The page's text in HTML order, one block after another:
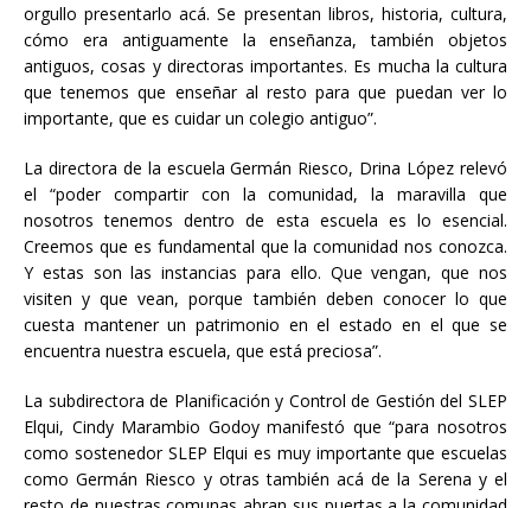
orgullo presentarlo acá. Se presentan libros, historia, cultura,
cómo era antiguamente la enseñanza, también objetos
antiguos, cosas y directoras importantes. Es mucha la cultura
que tenemos que enseñar al resto para que puedan ver lo
importante, que es cuidar un colegio antiguo”.
La directora de la escuela Germán Riesco, Drina López relevó
el “poder compartir con la comunidad, la maravilla que
nosotros tenemos dentro de esta escuela es lo esencial.
Creemos que es fundamental que la comunidad nos conozca.
Y estas son las instancias para ello. Que vengan, que nos
visiten y que vean, porque también deben conocer lo que
cuesta mantener un patrimonio en el estado en el que se
encuentra nuestra escuela, que está preciosa”.
La subdirectora de Planificación y Control de Gestión del SLEP
Elqui, Cindy Marambio Godoy manifestó que “para nosotros
como sostenedor SLEP Elqui es muy importante que escuelas
como Germán Riesco y otras también acá de la Serena y el